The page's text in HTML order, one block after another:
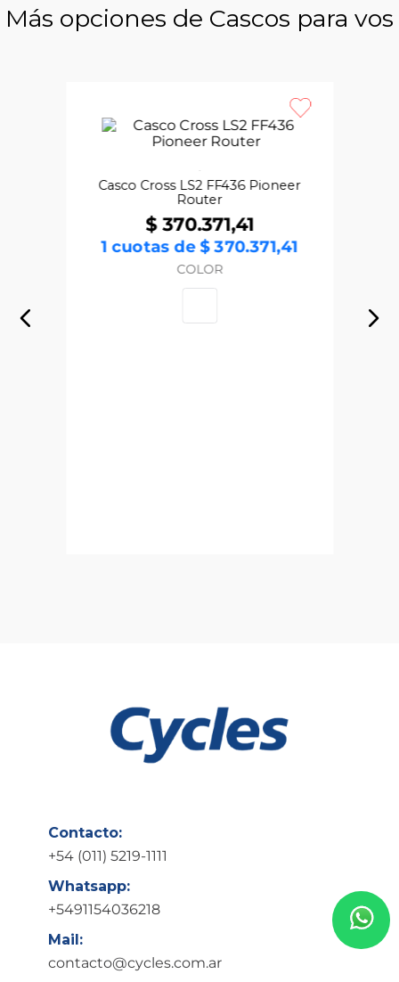
Más opciones de Cascos para vos
Casco Cross LS2 FF436 Pioneer
Router
$ 370.371,41
1 cuotas de$ 370.371,41
COLOR
Contacto:
+54 (011) 5219-1111
Whatsapp:
+5491154036218
Mail:
contacto@cycles.com.ar